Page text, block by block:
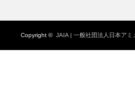
Copyright © JAIA | 一般社団法人日本アミ